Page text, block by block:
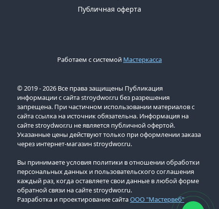
Публичная оферта
Работаем с системой Мастеркасса
© 2019 - 2026 Все права защищены Публикация
информации с сайта stroydwor.ru без разрешения
запрещена. При частичном использовании материалов с
сайта ссылка на источник обязательна. Информация на
сайте stroydwor.ru не является публичной офертой.
Указанные цены действуют только при оформлении заказа
через интернет-магазин stroydwor.ru.
Вы принимаете условия политики в отношении обработки
персональных данных и пользовательского соглашения
каждый раз, когда оставляете свои данные в любой форме
обратной связи на сайте stroydwor.ru.
Разработка и проектирование сайтаООО "Мастервеб"